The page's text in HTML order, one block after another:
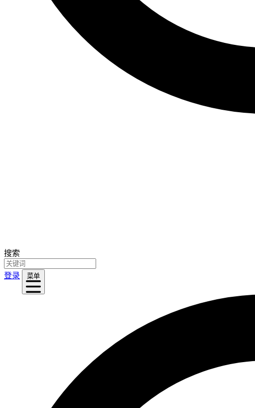
搜索
登录 菜单